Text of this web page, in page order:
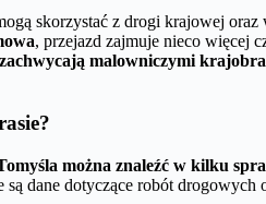
skorzystać z drogi krajowej
, przejazd zajmuje nieco więcej
malowniczymi
można znaleźć w kilku
są dane dotyczące robót